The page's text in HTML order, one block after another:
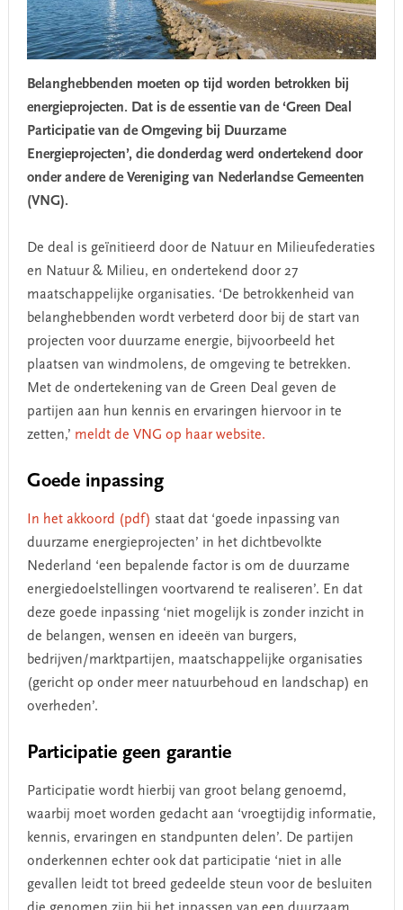
Belanghebbenden moeten op tijd worden betrokken bij
energieprojecten. Dat is de essentie van de ‘Green Deal
Participatie van de Omgeving bij Duurzame
Energieprojecten’, die donderdag werd ondertekend door
onder andere de Vereniging van Nederlandse Gemeenten
(VNG).
De deal is geïnitieerd door de Natuur en Milieufederaties
en Natuur & Milieu, en ondertekend door 27
maatschappelijke organisaties. ‘De betrokkenheid van
belanghebbenden wordt verbeterd door bij de start van
projecten voor duurzame energie, bijvoorbeeld het
plaatsen van windmolens, de omgeving te betrekken.
Met de ondertekening van de Green Deal geven de
partijen aan hun kennis en ervaringen hiervoor in te
zetten,’ meldt de VNG op haar website.
Goede inpassing
In het akkoord (pdf) staat dat ‘goede inpassing van
duurzame energieprojecten’ in het dichtbevolkte
Nederland ‘een bepalende factor is om de duurzame
energiedoelstellingen voortvarend te realiseren’. En dat
deze goede inpassing ‘niet mogelijk is zonder inzicht in
de belangen, wensen en ideeën van burgers,
bedrijven/marktpartijen, maatschappelijke organisaties
(gericht op onder meer natuurbehoud en landschap) en
overheden’.
Participatie geen garantie
Participatie wordt hierbij van groot belang genoemd,
waarbij moet worden gedacht aan ‘vroegtijdig informatie,
kennis, ervaringen en standpunten delen’. De partijen
onderkennen echter ook dat participatie ‘niet in alle
gevallen leidt tot breed gedeelde steun voor de besluiten